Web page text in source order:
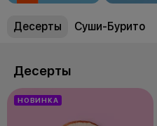
Десерты Суши-Бурито
Десерты
НОВИНКА